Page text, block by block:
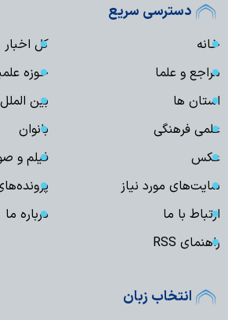
دسترسی سریع
خانه
کل اخبار
مراجع و علما
حوزه
استان ها
بین الملل
علمی فرهنگی
بانوان
عکس
فیلم و
سایت‌های مورد نیاز
ارتباط با ما
درباره ما
راهنمای RSS
انتخاب زبان